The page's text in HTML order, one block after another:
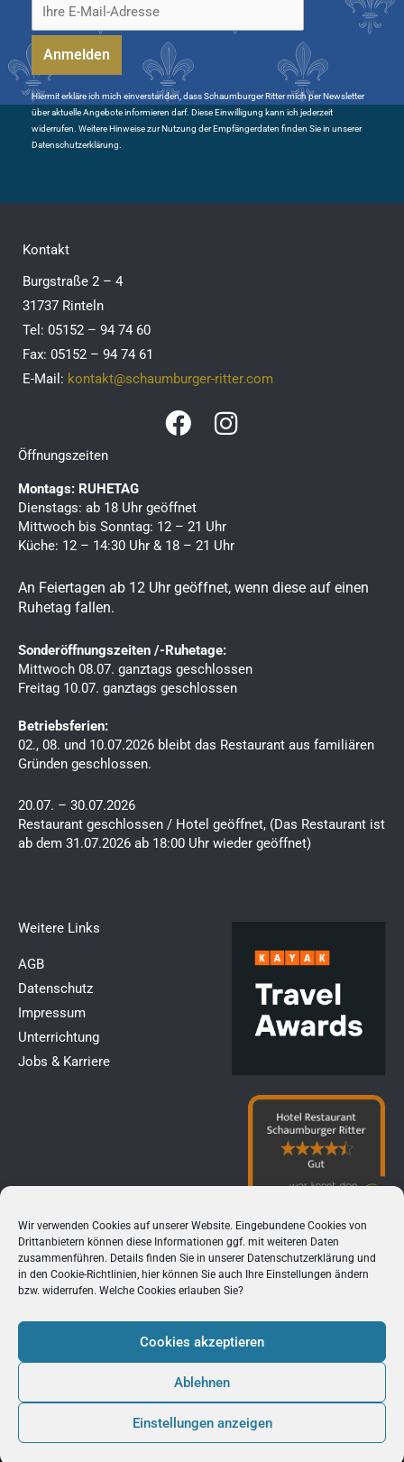
Wir verwenden Cookies auf unserer Website. Eingebundene Cookies von
Drittanbietern können diese Informationen ggf. mit weiteren Daten
zusammenführen. Details finden Sie in unserer Datenschutzerklärung und
in den Cookie-Richtlinien, hier können Sie auch Ihre Einstellungen ändern
bzw. widerrufen. Welche Cookies erlauben Sie?
Cookies akzeptieren
Ablehnen
Einstellungen anzeigen
Hiermit erkläre ich mich einverstanden, dass Schaumburger Ritter mich per Newsletter
über aktuelle Angebote informieren darf. Diese Einwilligung kann ich jederzeit
widerrufen. Weitere Hinweise zur Nutzung der Empfängerdaten finden Sie in unserer
Datenschutzerklärung.
Kontakt
Burgstraße 2 – 4
31737 Rinteln
Tel: 05152 – 94 74 60
Fax: 05152 – 94 74 61
E-Mail: kontakt@schaumburger-ritter.com
F
e
b
o
o
I
a
g
r
Öffnungszeiten
Montags: RUHETAG
Dienstags: ab 18 Uhr geöffnet
Mittwoch bis Sonntag: 12 – 21 Uhr
Küche: 12 – 14:30 Uhr & 18 – 21 Uhr
An Feiertagen ab 12 Uhr geöffnet, wenn diese auf einen
Ruhetag fallen.
Sonderöffnungszeiten /-Ruhetage:
Mittwoch 08.07. ganztags geschlossen
Freitag 10.07. ganztags geschlossen
Betriebsferien:
02., 08. und 10.07.2026 bleibt das Restaurant aus familiären
Gründen geschlossen.
20.07. – 30.07.2026
Restaurant geschlossen / Hotel geöffnet, (Das Restaurant ist
ab dem 31.07.2026 ab 18:00 Uhr wieder geöffnet)
Weitere Links​
AGB
Datenschutz
Impressum
Unterrichtung
Jobs & Karriere
2026 Hotel Restaurant Schaumburg Ritter
Made by Punktkom Werbeagentur